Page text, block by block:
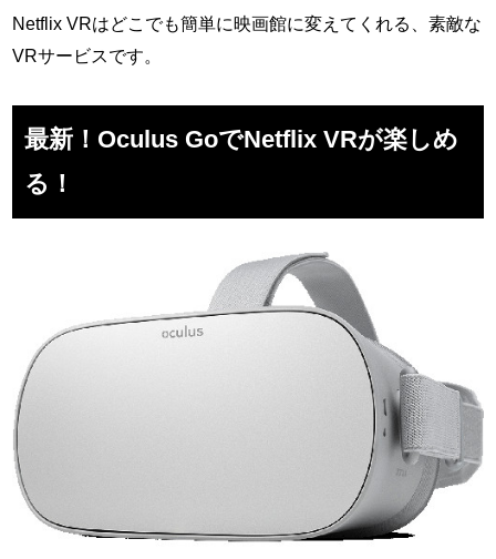
Netflix VRはどこでも簡単に映画館に変えてくれる、素敵な
VRサービスです。
最新！Oculus GoでNetflix VRが楽しめ
る！